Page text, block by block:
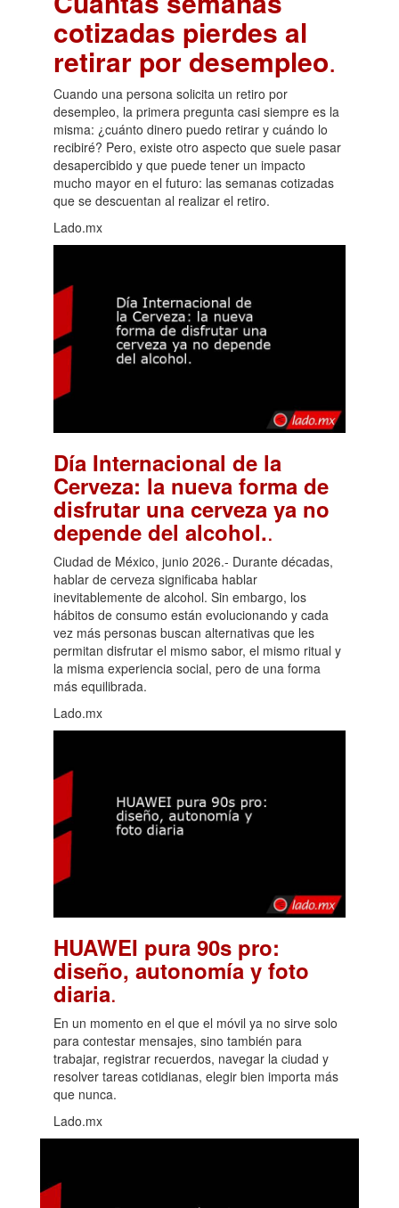
cotizadas pierdes al
retirar por desempleo.
Cuando una persona solicita un retiro por
desempleo, la primera pregunta casi siempre es la
misma: ¿cuánto dinero puedo retirar y cuándo lo
recibiré? Pero, existe otro aspecto que suele pasar
desapercibido y que puede tener un impacto
mucho mayor en el futuro: las semanas cotizadas
que se descuentan al realizar el retiro.
Lado.mx
Día Internacional de la
Cerveza: la nueva forma de
disfrutar una cerveza ya no
depende del alcohol..
Ciudad de México, junio 2026.- Durante décadas,
hablar de cerveza significaba hablar
inevitablemente de alcohol. Sin embargo, los
hábitos de consumo están evolucionando y cada
vez más personas buscan alternativas que les
permitan disfrutar el mismo sabor, el mismo ritual y
la misma experiencia social, pero de una forma
más equilibrada.
Lado.mx
HUAWEI pura 90s pro:
diseño, autonomía y foto
diaria.
En un momento en el que el móvil ya no sirve solo
para contestar mensajes, sino también para
trabajar, registrar recuerdos, navegar la ciudad y
resolver tareas cotidianas, elegir bien importa más
que nunca.
Lado.mx